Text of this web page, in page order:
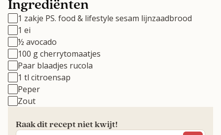
Ingrediënten
1 zakje PS. food & lifestyle sesam lijnzaadbrood
1 ei
½ avocado
100 g cherrytomaatjes
Paar blaadjes rucola
1 tl citroensap
Peper
Zout
Raak dit recept niet kwijt!